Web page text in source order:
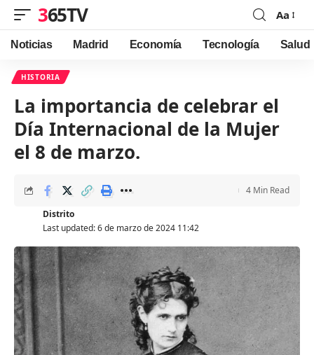
365TV
Font
Resizer
Aa
Noticias Madrid Economía Tecnología Salud
HISTORIA
La importancia de celebrar el
Día Internacional de la Mujer
el 8 de marzo.
Last updated: 6 de marzo de 2024 11:42
Distrito
4 Min Read